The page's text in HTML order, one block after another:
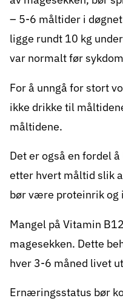
– 5-6 måltider i
ligge rundt 10 kg
var normalt før
For å unngå for stort
ikke drikke til
måltidene.
Det er også en fordel
etter hvert måltid slik
bør være proteinrik og
Mangel på Vitamin
magesekken. Dette
hver 3-6 måned livet
Ernæringsstatus bør